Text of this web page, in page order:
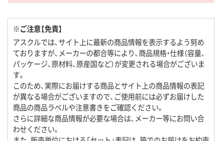
※ご注意【免責】
アスクルでは、サイト上に最新の商品情報を表示するよう努め
ておりますが、メーカーの都合等により、商品規格・仕様（容量、
パッケージ、原材料、原産国など）が変更される場合がございま
す。
このため、実際にお届けする商品とサイト上の商品情報の表記
が異なる場合がございますので、ご使用前には必ずお届けした
商品の商品ラベルや注意書きをご確認ください。
さらに詳細な商品情報が必要な場合は、メーカー等にお問い合
わせください。